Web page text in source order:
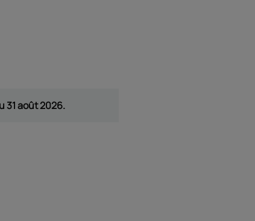
31 août 2026.